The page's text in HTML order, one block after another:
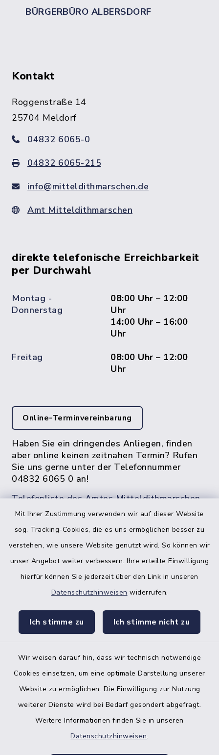
Mit Ihrer Zustimmung verwenden wir auf dieser Website
sog. Tracking-Cookies, die es uns ermöglichen besser zu
verstehen, wie unsere Website genutzt wird. So können wir
unser Angebot weiter verbessern. Ihre erteilte Einwilligung
hierfür können Sie jederzeit über den Link in unseren
Datenschutzhinweisen widerrufen.
Ich stimme zu Ich stimme nicht zu
Wir weisen darauf hin, dass wir technisch notwendige
Cookies einsetzen, um eine optimale Darstellung unserer
Website zu ermöglichen. Die Einwilligung zur Nutzung
weiterer Dienste wird bei Bedarf gesondert abgefragt.
Weitere Informationen finden Sie in unseren
Datenschutzhinweisen.
BÜRGERBÜRO ALBERSDORF
Kontakt
Roggenstraße 14
25704 Meldorf
04832 6065-0
04832 6065-215
info@mitteldithmarschen.de
Amt Mitteldithmarschen
direkte telefonische Erreichbarkeit
per Durchwahl
Montag -
Donnerstag
08:00 Uhr – 12:00
Uhr
14:00 Uhr – 16:00
Uhr
Freitag
08:00 Uhr – 12:00
Uhr
Online-Terminvereinbarung
Haben Sie ein dringendes Anliegen, finden
aber online keinen zeitnahen Termin? Rufen
Sie uns gerne unter der Telefonnummer
04832 6065 0 an!
Telefonliste des Amtes Mitteldithmarschen
facebook
Bankverbindung der Amtskasse
Barrierefreiheit